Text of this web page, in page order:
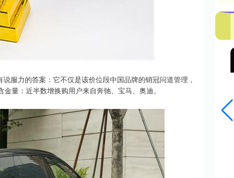
服力的答案：它不仅是该价位段中国品牌的销冠问道管理，
量：近半数增换购用户来自奔驰、宝马、奥迪。